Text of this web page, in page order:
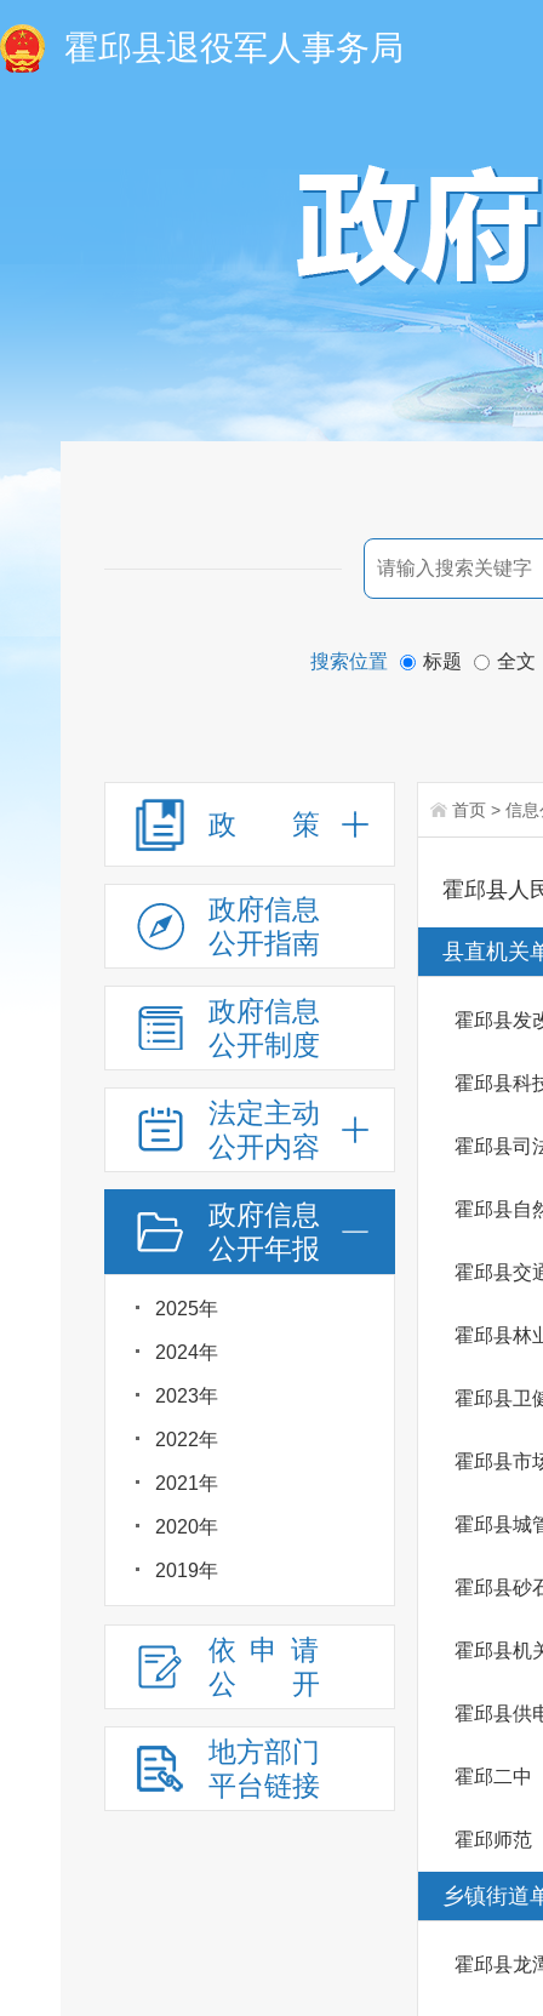
霍邱县退役军人事务局
搜索位置 标题 全文
政 策
政府信息
公开指南
政府信息
公开制度
法定主动
公开内容
政府信息
公开年报
2025年
2024年
2023年
2022年
2021年
2020年
2019年
依申请
公
开
地方部门
平台链接
首页 > 信息
霍邱县人
县直机关
霍邱县发
霍邱县科
霍邱县司
霍邱县自
霍邱县交
霍邱县林
霍邱县卫
霍邱县市
霍邱县城
霍邱县砂
霍邱县机
霍邱县供
霍邱二中
霍邱师范
乡镇街道
霍邱县龙